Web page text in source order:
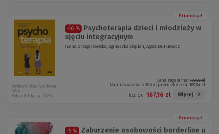
Promocja!
-16 %
Psychoterapia dzieci i młodzieży w
ujęciu integracyjnym
Iwona Grzegorzewska, Agnieszka Słopień, Agata Dutkiewicz
Cena regularna: 199,00 zł
Najniższa cena z 30 dni przed obniżką: 189,04 zł
Już od: 167,16 zł Więcej
Wydawnictwo Naukowe
PWN
Rok publikacji: 2025
Promocja!
-5 %
Zaburzenie osobowości borderline u